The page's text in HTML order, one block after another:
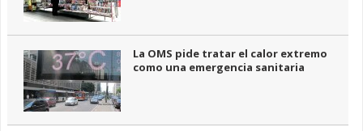
La OMS pide tratar el calor extremo
como una emergencia sanitaria